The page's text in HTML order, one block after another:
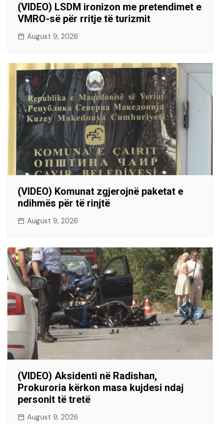
(VIDEO) LSDM ironizon me pretendimet e
VMRO-së për rritje të turizmit
August 9, 2026
(VIDEO) Komunat zgjerojnë paketat e
ndihmës për të rinjtë
August 9, 2026
(VIDEO) Aksidenti në Radishan,
Prokuroria kërkon masa kujdesi ndaj
personit të tretë
August 9, 2026